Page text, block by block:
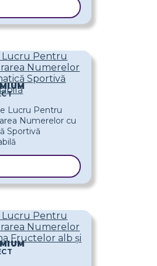
Lucru Pentru
Numerelor
Sportivă
Lucru Pentru
Numerelor
Fructelor alb și